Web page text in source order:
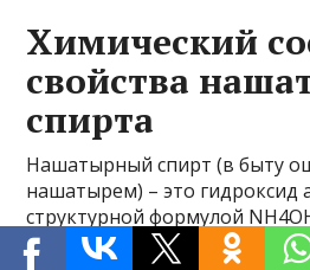
Химический
свойства
спирта
Нашатырный спирт (в быту
нашатырем) – это гидроксид
структурной формулой
при обморочных состояниях,